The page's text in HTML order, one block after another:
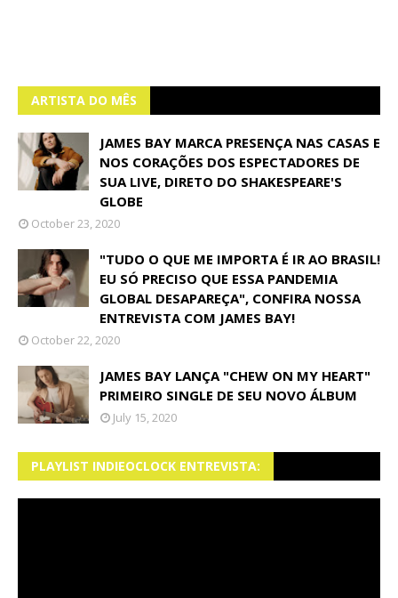
ARTISTA DO MÊS
JAMES BAY MARCA PRESENÇA NAS CASAS E
NOS CORAÇÕES DOS ESPECTADORES DE
SUA LIVE, DIRETO DO SHAKESPEARE'S
GLOBE
October 23, 2020
"TUDO O QUE ME IMPORTA É IR AO BRASIL!
EU SÓ PRECISO QUE ESSA PANDEMIA
GLOBAL DESAPAREÇA", CONFIRA NOSSA
ENTREVISTA COM JAMES BAY!
October 22, 2020
JAMES BAY LANÇA "CHEW ON MY HEART"
PRIMEIRO SINGLE DE SEU NOVO ÁLBUM
July 15, 2020
PLAYLIST INDIEOCLOCK ENTREVISTA: